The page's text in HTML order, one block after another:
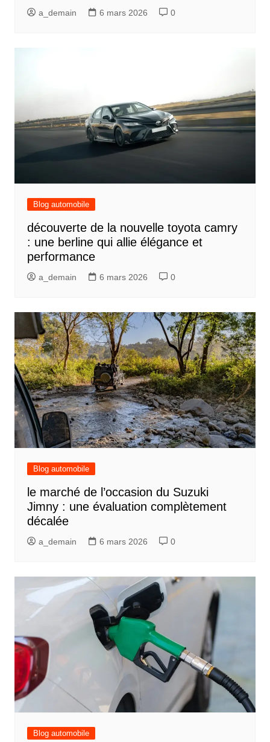
a_demain 6 mars 2026 0
Blog automobile
découverte de la nouvelle toyota camry
: une berline qui allie élégance et
performance
a_demain 6 mars 2026 0
Blog automobile
le marché de l’occasion du Suzuki
Jimny : une évaluation complètement
décalée
a_demain 6 mars 2026 0
Blog automobile